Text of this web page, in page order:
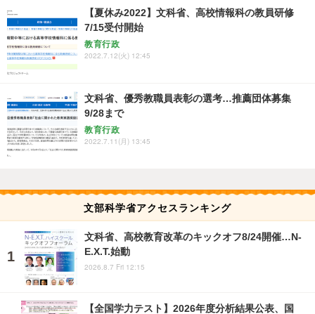
【夏休み2022】文科省、高校情報科の教員研修
7/15受付開始
教育行政
2022.7.12(火) 12:45
文科省、優秀教職員表彰の選考…推薦団体募集
9/28まで
教育行政
2022.7.11(月) 13:45
文部科学省アクセスランキング
文科省、高校教育改革のキックオフ8/24開催…N-
E.X.T.始動
2026.8.7 Fri 12:15
【全国学力テスト】2026年度分析結果公表、国